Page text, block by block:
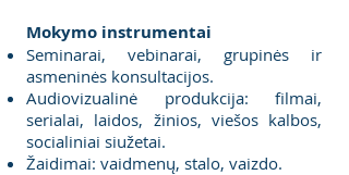
Mokymo instrumentai
Seminarai, vebinarai, grupinės ir
asmeninės konsultacijos.
Audiovizualinė produkcija: filmai,
serialai, laidos, žinios, viešos kalbos,
socialiniai siužetai.
Žaidimai: vaidmenų, stalo, vaizdo.